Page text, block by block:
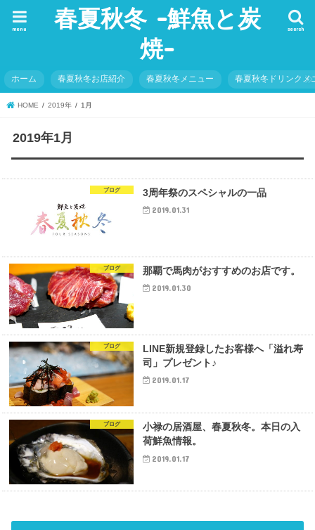
春夏秋冬 -鮮魚と炭
焼-
search
menu
ホーム 春夏秋冬お店紹介 春夏秋冬メニュー 春夏秋冬ドリンクメ
HOME 2019年 1月
2019年1月
ブログ 3周年祭のスペシャルの一品
2019.01.31
ブログ 那覇で馬肉がおすすめのお店です。
2019.01.30
ブログ
LINE新規登録したお客様へ「溢れ寿
司」プレゼント♪
2019.01.17
ブログ
小禄の居酒屋、春夏秋冬。本日の入
荷鮮魚情報。
2019.01.17